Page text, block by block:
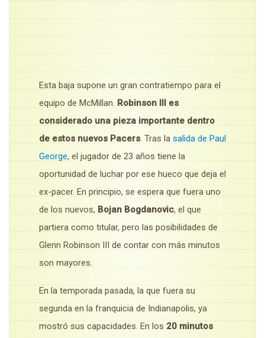
Esta baja supone un gran contratiempo para el
equipo de McMillan. Robinson III es
considerado una pieza importante dentro
de estos nuevos Pacers. Tras la salida de Paul
George, el jugador de 23 años tiene la
oportunidad de luchar por ese hueco que deja el
ex-pacer. En principio, se espera que fuera uno
de los nuevos, Bojan Bogdanovic, el que
partiera como titular, pero las posibilidades de
Glenn Robinson III de contar con más minutos
son mayores.
En la temporada pasada, la que fuera su
segunda en la franquicia de Indianapolis, ya
mostró sus capacidades. En los 20 minutos